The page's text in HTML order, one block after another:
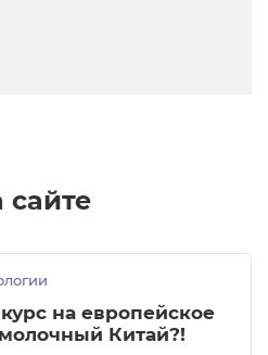
на европейское
Китай?!